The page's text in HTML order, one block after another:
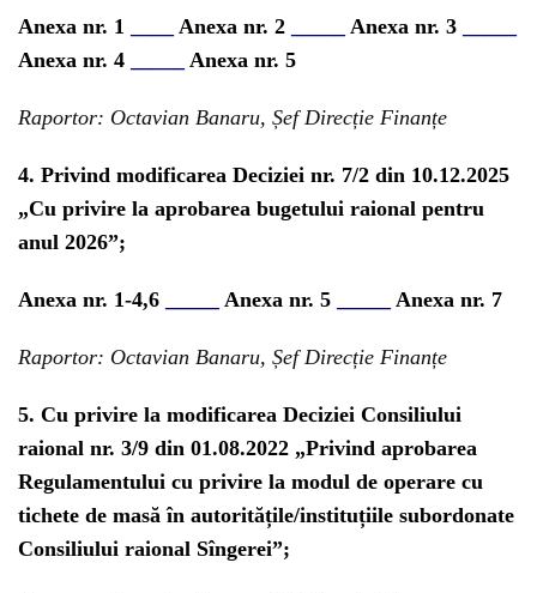
Anexa nr. 1 Anexa nr. 2 Anexa nr. 3
Anexa nr. 4
Anexa nr. 5
Raportor: Octavian Banaru, Șef Direcție Finanțe
4. Privind modificarea Deciziei nr. 7/2 din 10.12.2025
„Cu privire la aprobarea bugetului raional pentru
anul 2026”;
Anexa nr. 1-4,6 Anexa nr. 5 Anexa nr. 7
Raportor: Octavian Banaru, Șef Direcție Finanțe
5. Cu privire la modificarea Deciziei Consiliului
raional nr. 3/9 din 01.08.2022 „Privind aprobarea
Regulamentului cu privire la modul de operare cu
tichete de masă în autoritățile/instituțiile subordonate
Consiliului raional Sîngerei”;